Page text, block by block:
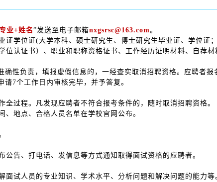
业+姓名”发送至电子邮箱nxgsrsc@163.com。
证学位证(大学本科、硕士研究生、博士研究生毕业证、学位证
位认证书）、职业和职称资格证书、工作经历证明材料、自荐
确性负责，填报虚假信息的，一经查实取消招聘资格。应聘者报
7个工作日内审核完毕，并予答复。
全过程。凡发现应聘者不符合报考条件的，随时取消招聘资格。
、地点、合格人员名单在学校官网公布。
公告、打电话、发信息等方式通知取得面试资格的应聘者。
面试人员的专业知识、学术水平、分析问题和解决问题的能力等